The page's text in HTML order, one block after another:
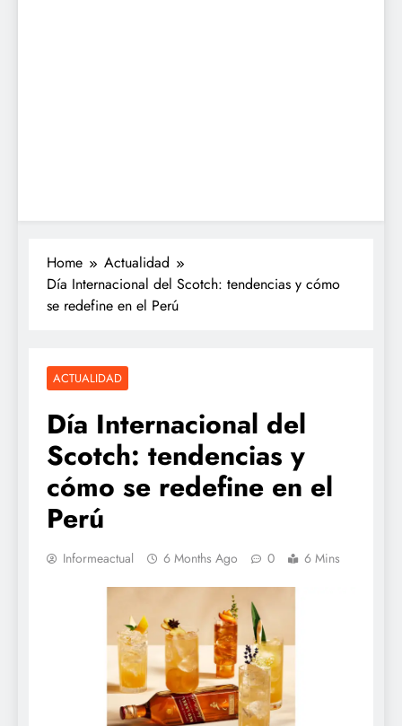
Home
Actualidad
Día Internacional del Scotch: tendencias y cómo
se redefine en el Perú
ACTUALIDAD
Día Internacional del
Scotch: tendencias y
cómo se redefine en el
Perú
Informeactual 6 Months Ago 0 6 Mins